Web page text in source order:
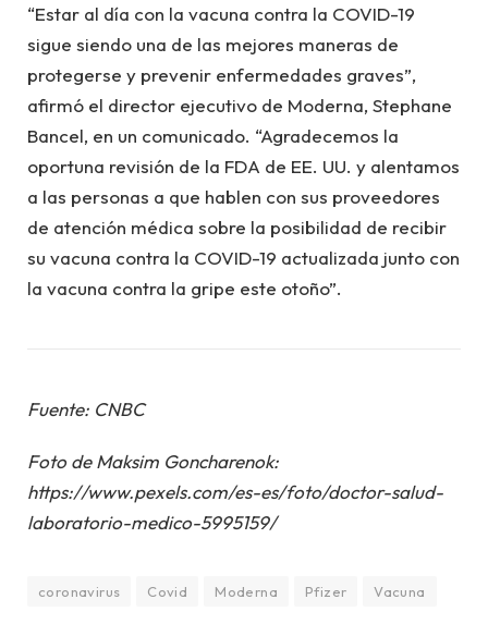
“Estar al día con la vacuna contra la COVID-19
sigue siendo una de las mejores maneras de
protegerse y prevenir enfermedades graves”,
afirmó el director ejecutivo de Moderna, Stephane
Bancel, en un comunicado. “Agradecemos la
oportuna revisión de la FDA de EE. UU. y alentamos
a las personas a que hablen con sus proveedores
de atención médica sobre la posibilidad de recibir
su vacuna contra la COVID-19 actualizada junto con
la vacuna contra la gripe este otoño”.
Fuente: CNBC
Foto de Maksim Goncharenok:
https://www.pexels.com/es-es/foto/doctor-salud-
laboratorio-medico-5995159/
coronavirus Covid Moderna Pfizer Vacuna